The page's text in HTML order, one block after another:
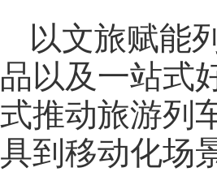
以文旅赋能
品以及一站式
式推动旅游列
具到移动化场